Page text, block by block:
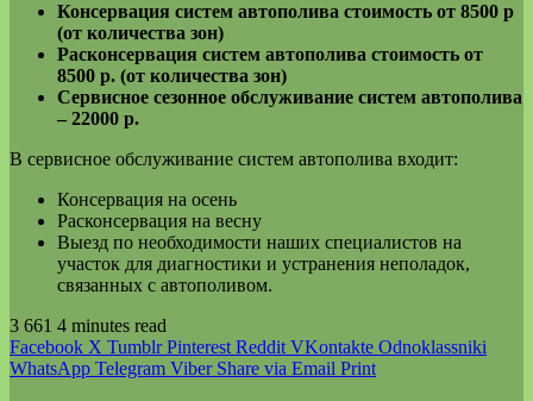
Консервация систем автополива стоимость от 8500 р
(от количества зон)
Расконсервация систем автополива стоимость от
8500 р. (от количества зон)
Сервисное сезонное обслуживание систем автополива
– 22000 р.
В сервисное обслуживание систем автополива входит:
Консервация на осень
Расконсервация на весну
Выезд по необходимости наших специалистов на
участок для диагностики и устранения неполадок,
связанных с автополивом.
3 661 4 minutes read
Facebook X Tumblr Pinterest Reddit VKontakte Odnoklassniki
WhatsApp Telegram Viber Share via Email Print